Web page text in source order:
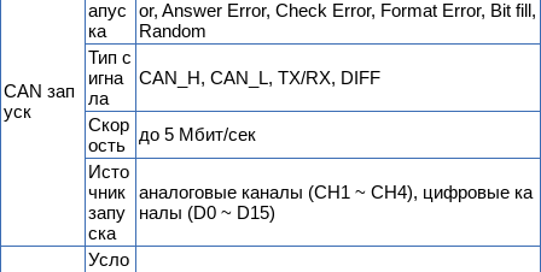
CAN зап
уск
апус
ка
or, Answer Error, Check Error, Format Error, Bit fill,
Random
Тип с
игна
ла
CAN_H, CAN_L, TX/RX, DIFF
Скор
ость
до 5 Мбит/сек
Исто
чник
запу
ска
аналоговые каналы (CH1 ~ CH4), цифровые ка
налы (D0 ~ D15)
Усло